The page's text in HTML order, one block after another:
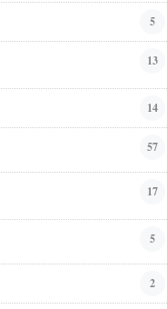
5
13
14
57
17
5
2